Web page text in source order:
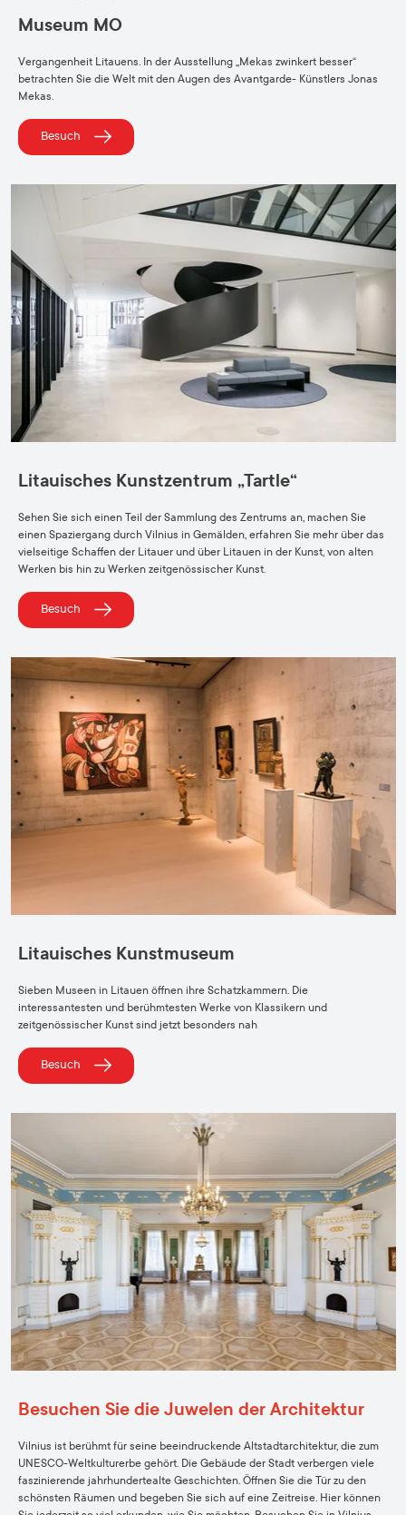
Museum MO
Vergangenheit Litauens. In der Ausstellung „Mekas zwinkert besser“
betrachten Sie die Welt mit den Augen des Avantgarde- Künstlers Jonas
Mekas.
Besuch
Litauisches Kunstzentrum „Tartle“
Sehen Sie sich einen Teil der Sammlung des Zentrums an, machen Sie
einen Spaziergang durch Vilnius in Gemälden, erfahren Sie mehr über das
vielseitige Schaffen der Litauer und über Litauen in der Kunst, von alten
Werken bis hin zu Werken zeitgenössischer Kunst.
Besuch
Litauisches Kunstmuseum
Sieben Museen in Litauen öffnen ihre Schatzkammern. Die
interessantesten und berühmtesten Werke von Klassikern und
zeitgenössischer Kunst sind jetzt besonders nah
Besuch
Besuchen Sie die Juwelen der Architektur
Vilnius ist berühmt für seine beeindruckende Altstadtarchitektur, die zum
UNESCO-Weltkulturerbe gehört. Die Gebäude der Stadt verbergen viele
faszinierende jahrhundertealte Geschichten. Öffnen Sie die Tür zu den
schönsten Räumen und begeben Sie sich auf eine Zeitreise. Hier können